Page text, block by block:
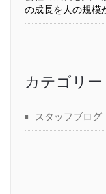
の成長を人の規模
カテゴリー
スタッフブログ